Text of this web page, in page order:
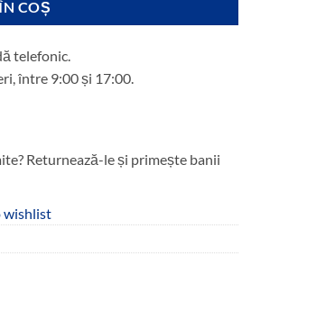
COȘ
telefonic.
între 9:00 și 17:00.
Returnează-le și primește banii
wishlist